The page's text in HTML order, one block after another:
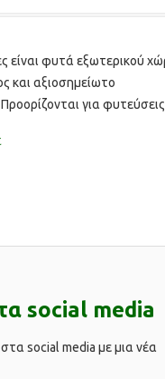
είναι φυτά εξωτερικού
και αξιοσημείωτο
για
social media
social media με μια νέα